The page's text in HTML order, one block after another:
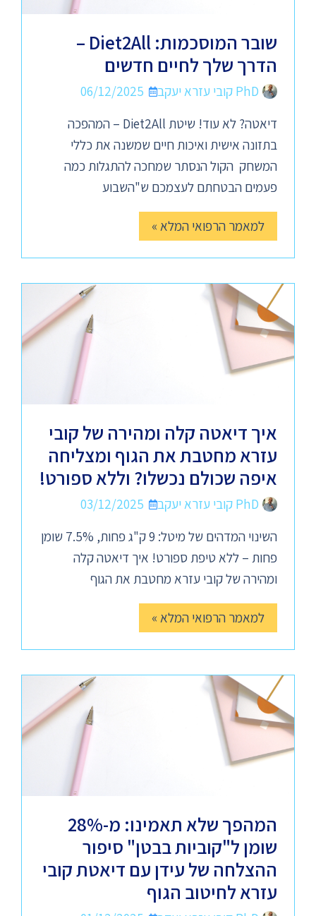
שובר המוסכמות: Diet2All –
הדרך שלך לחיים חדשים
PhD קובי עזרא יעקב
06/12/2025
דיאטה? לא עוד! שיטת Diet2All – המהפכה
בתזונה אישית ואיכות חיים שמשנה את כללי
המשחק הקול הנסתר שמחכה להתגלות כמה
פעמים הבטחתם לעצמכם ש"השבוע
למאמר הרפואי המלא »
איך דיאטה קלה ומהירה של קובי
עזרא מחטבת את הגוף ומצליחה
איפה שכולם נכשלו? וללא ספורט!
PhD קובי עזרא יעקב
03/12/2025
השינוי המדהים של מיטל: 9 ק"ג פחות, 7.5% שומן
פחות – ללא טיפת ספורט! איך דיאטה קלה
ומהירה של קובי עזרא מחטבת את הגוף
למאמר הרפואי המלא »
המהפך שלא תאמינו: מ-28%
שומן ל"קוביות בבטן" סיפור
ההצלחה של עידן עם דיאטת קובי
עזרא לחיטוב הגוף